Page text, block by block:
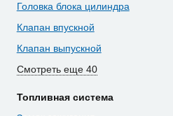
Головка блока цилиндра
Клапан впускной
Клапан выпускной
Смотреть еще 40
Топливная система